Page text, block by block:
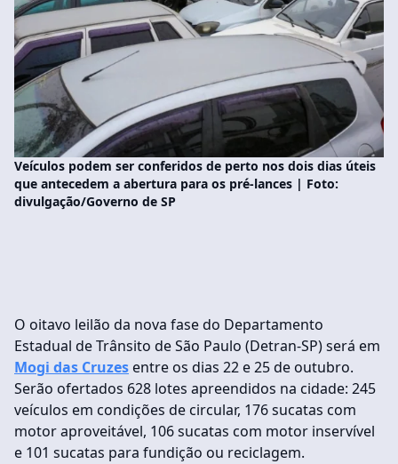
Veículos podem ser conferidos de perto nos dois dias úteis
que antecedem a abertura para os pré-lances | Foto:
divulgação/Governo de SP
O oitavo leilão da nova fase do Departamento
Estadual de Trânsito de São Paulo (Detran-SP) será em
Mogi das Cruzes entre os dias 22 e 25 de outubro.
Serão ofertados 628 lotes apreendidos na cidade: 245
veículos em condições de circular, 176 sucatas com
motor aproveitável, 106 sucatas com motor inservível
e 101 sucatas para fundição ou reciclagem.